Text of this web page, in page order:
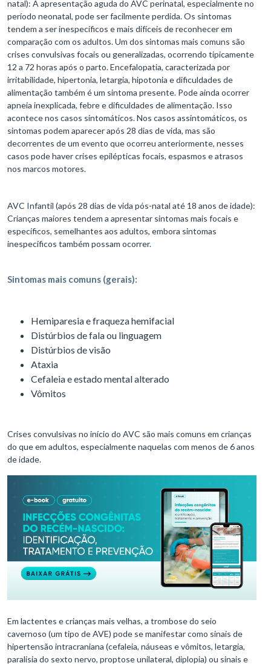
natal): A apresentação aguda do AVC perinatal, especialmente no
período neonatal, pode ser facilmente perdida. Os sintomas
tendem a ser inespecíficos e mais difíceis de reconhecer em
comparação com os adultos. Um dos sintomas mais comuns são
crises convulsivas focais ou generalizadas, ocorrendo tipicamente
12 a 72 horas após o parto. Encefalopatia, caracterizada por
irritabilidade, hipertonia, letargia, hipotonia e dificuldades de
alimentação também é um sintoma presente. Pode ainda ocorrer
apneia inexplicada, febre e dificuldades de alimentação. Isso
acontece nos casos sintomáticos. Nos casos assintomáticos, os
sintomas podem aparecer após 28 dias de vida, mas são
decorrentes de um evento que ocorreu anteriormente, nesses
casos pode haver crises epilépticas focais, espasmos e atrasos
nos marcos motores.
AVC Infantil (após 28 dias de vida pós-natal até 18 anos de idade):
Crianças maiores tendem a apresentar sintomas mais focais e
específicos, semelhantes aos adultos, embora sintomas
inespecíficos também possam ocorrer.
Sintomas mais comuns (gerais):
Hemiparesia e fraqueza hemifacial
Distúrbios de fala ou linguagem
Distúrbios de visão
Ataxia
Cefaleia e estado mental alterado
Vômitos
Crises convulsivas no início do AVC são mais comuns em crianças
do que em adultos, especialmente naquelas com menos de 6 anos
de idade.
Em lactentes e crianças mais velhas, a trombose do seio
cavernoso (um tipo de AVE) pode se manifestar como sinais de
hipertensão intracraniana (cefaleia, náuseas e vômitos, letargia,
paralisia do sexto nervo, proptose unilateral, diplopia) ou sinais e